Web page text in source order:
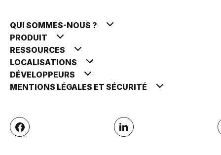
QUI SOMMES-NOUS ?
PRODUIT
RESSOURCES
LOCALISATIONS
DÉVELOPPEURS
MENTIONS LÉGALES ET SÉCURITÉ